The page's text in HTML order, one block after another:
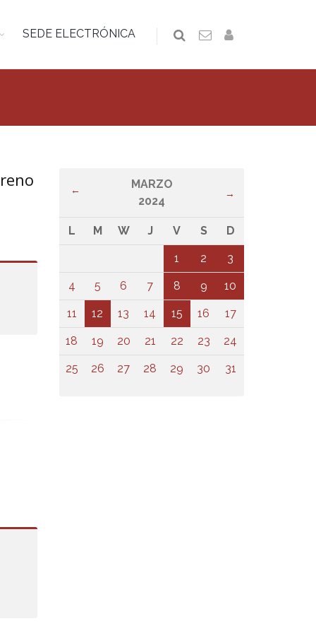
SEDE ELECTRÓNICA
← →
MARZO
2024
L M W J V S D
1 2 3
4 5 6 7 8 9 10
11 12 13 14 15 16 17
18 19 20 21 22 23 24
25 26 27 28 29 30 31